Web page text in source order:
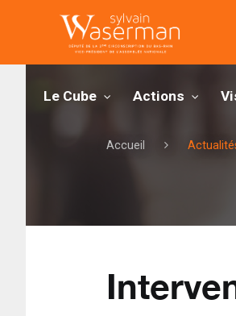
Le Cube Actions
Accueil